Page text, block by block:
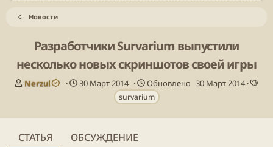
Новости
Разработчики Survarium выпустили
несколько новых скриншотов своей игры
А
о
Nerzul
Д
а
у
30 Март 2014 Обновлено 30 Март 2014
Т
и
survarium
СТАТЬЯ ОБСУЖДЕНИЕ